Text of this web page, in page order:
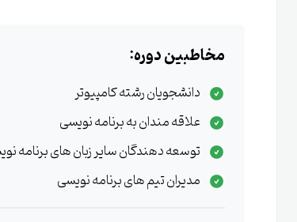
اپلیکیشن شوید.در این دوره با مثال و پروژه
مخاطبین دوره:
دانشجویان رشته کامپیوتر
علاقه مندان به برنامه نویسی
توسعه دهندگان سایر زبان های برنامه
مدیران تیم های برنامه نویسی